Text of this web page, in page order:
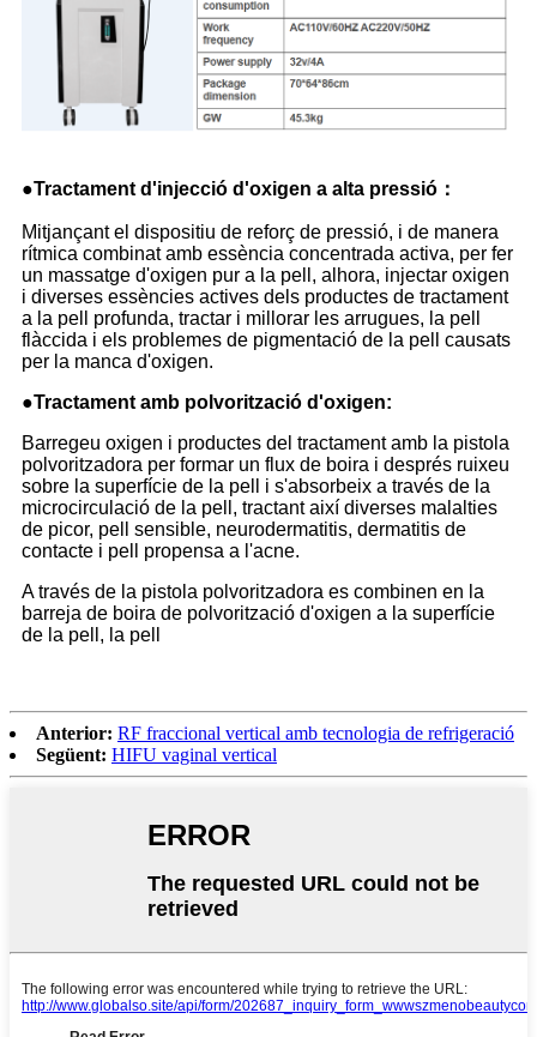
●Tractament d'injecció d'oxigen a alta pressió ：
Mitjançant el dispositiu de reforç de pressió, i de manera
rítmica combinat amb essència concentrada activa, per fer
un massatge d'oxigen pur a la pell, alhora, injectar oxigen
i diverses essències actives dels productes de tractament
a la pell profunda, tractar i millorar les arrugues, la pell
flàccida i els problemes de pigmentació de la pell causats
per la manca d'oxigen.
●Tractament amb polvorització d'oxigen:
Barregeu oxigen i productes del tractament amb la pistola
polvoritzadora per formar un flux de boira i després ruixeu
sobre la superfície de la pell i s'absorbeix a través de la
microcirculació de la pell, tractant així diverses malalties
de picor, pell sensible, neurodermatitis, dermatitis de
contacte i pell propensa a l'acne.
A través de la pistola polvoritzadora es combinen en la
barreja de boira de polvorització d'oxigen a la superfície
de la pell, la pell
Anterior: RF fraccional vertical amb tecnologia de refrigeració
Següent: HIFU vaginal vertical